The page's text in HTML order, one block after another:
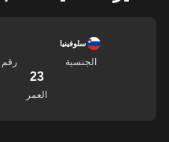
سلوفينيا
الجنسية
23
العمر